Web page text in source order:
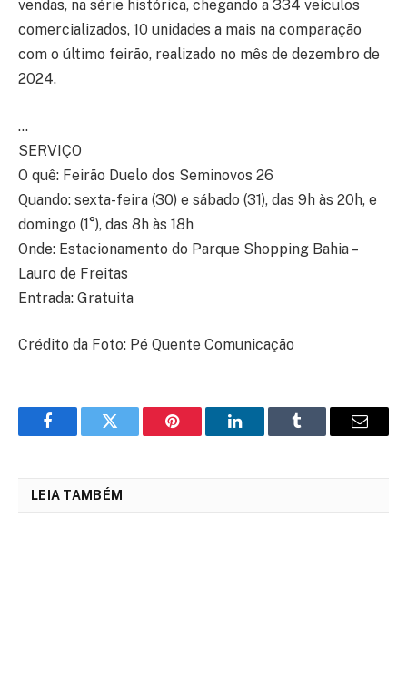
vendas, na série histórica, chegando a 334 veículos
comercializados, 10 unidades a mais na comparação
com o último feirão, realizado no mês de dezembro de
2024.
…
SERVIÇO
O quê: Feirão Duelo dos Seminovos 26
Quando: sexta-feira (30) e sábado (31), das 9h às 20h, e
domingo (1°), das 8h às 18h
Onde: Estacionamento do Parque Shopping Bahia –
Lauro de Freitas
Entrada: Gratuita
Crédito da Foto: Pé Quente Comunicação
FacebookTwitter Pinterest LinkedInTumblr Email
LEIA TAMBÉM